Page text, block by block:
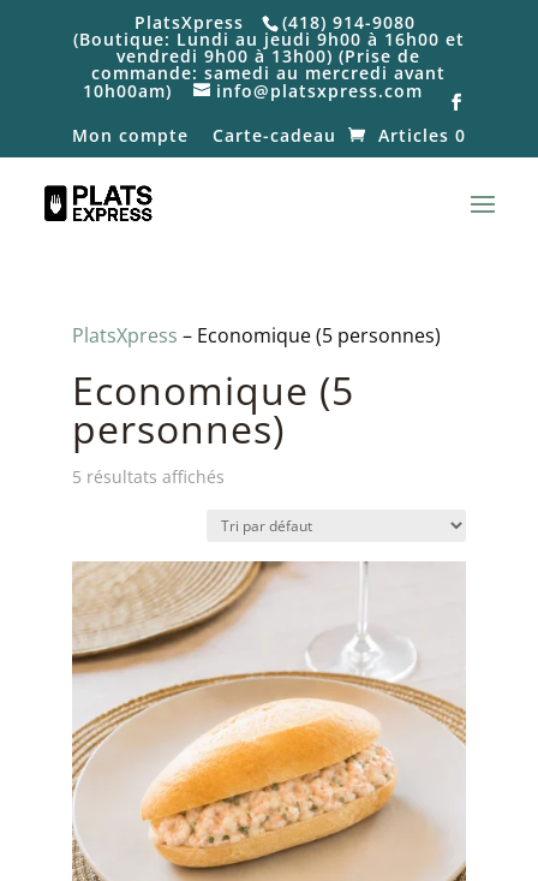
PlatsXpress (418) 914-9080
(Boutique: Lundi au jeudi 9h00 à 16h00 et
vendredi 9h00 à 13h00) (Prise de
commande: samedi au mercredi avant
10h00am)
info@platsxpress.com
Mon compte
Carte-cadeau Articles 0
PlatsXpress – Economique (5 personnes)
Economique (5
personnes)
5 résultats affichés